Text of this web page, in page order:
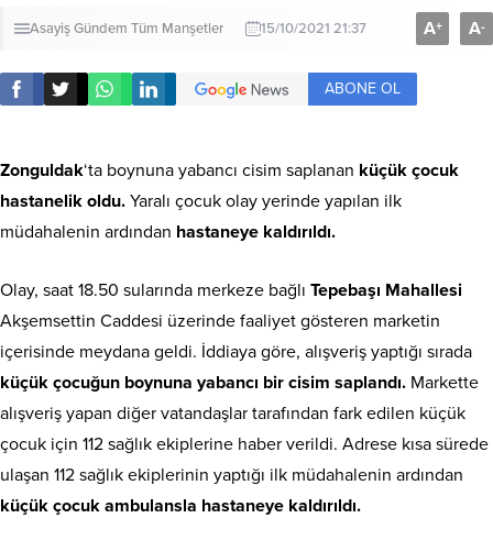
AsayişGündem Tüm Manşetler 15/10/2021 21:37 A+ A-
ABONE OL
Zonguldak‘ta boynuna yabancı cisim saplanan küçük çocuk
hastanelik oldu. Yaralı çocuk olay yerinde yapılan ilk
müdahalenin ardından hastaneye kaldırıldı.
Olay, saat 18.50 sularında merkeze bağlı Tepebaşı Mahallesi
Akşemsettin Caddesi üzerinde faaliyet gösteren marketin
içerisinde meydana geldi. İddiaya göre, alışveriş yaptığı sırada
küçük çocuğun boynuna yabancı bir cisim saplandı. Markette
alışveriş yapan diğer vatandaşlar tarafından fark edilen küçük
çocuk için 112 sağlık ekiplerine haber verildi. Adrese kısa sürede
ulaşan 112 sağlık ekiplerinin yaptığı ilk müdahalenin ardından
küçük çocuk ambulansla hastaneye kaldırıldı.